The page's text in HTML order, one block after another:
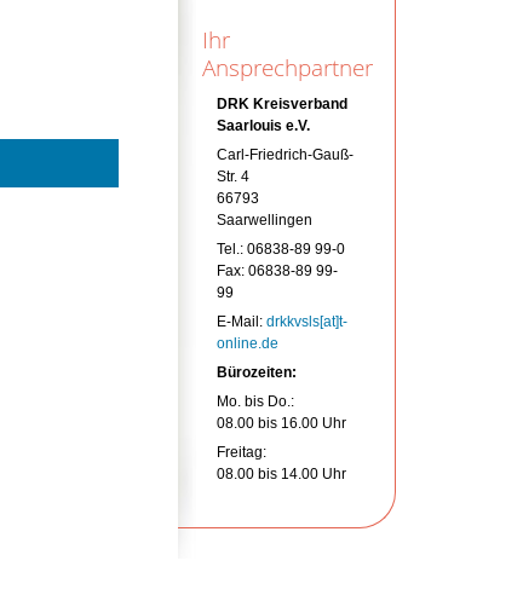
Ihr
Ansprechpartner
DRK Kreisverband
Saarlouis e.V.
Carl-Friedrich-Gauß-
Str. 4
66793
Saarwellingen
Tel.: 06838-89 99-0
Fax: 06838-89 99-
99
E-Mail: drkkvsls[at]t-
online.de
Bürozeiten:
Mo. bis Do.:
08.00 bis 16.00 Uhr
Freitag:
08.00 bis 14.00 Uhr